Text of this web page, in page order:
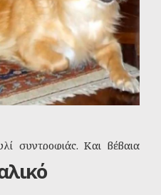
συντροφιάς. Και βέβαια
και έξυπνο που
μας για συντροφιά